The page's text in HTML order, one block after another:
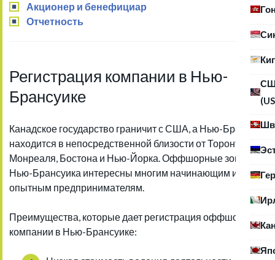
Акционер и бенефициар
Отчетность
Регистрация компании в Нью-
Брансуике
Канадское государство граничит с США, а Нью-Брансуик
находится в непосредственной близости от Торонто,
Монреаля, Бостона и Нью-Йорка. Оффшорные зоны
Нью-Брансуика интересны многим начинающим и
опытным предпринимателям.
Преимущества, которые дает регистрация оффшорной
компании в Нью-Брансуике: